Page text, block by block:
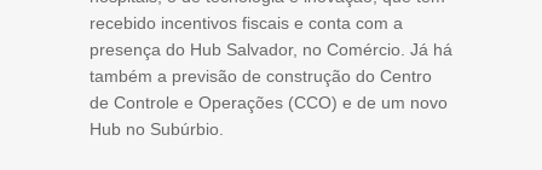
recebido incentivos fiscais e conta com a
presença do Hub Salvador, no Comércio. Já há
também a previsão de construção do Centro
de Controle e Operações (CCO) e de um novo
Hub no Subúrbio.